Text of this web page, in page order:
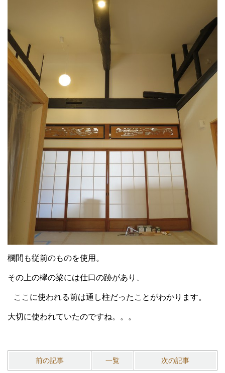
欄間も従前のものを使用。
その上の欅の梁には仕口の跡があり、
ここに使われる前は通し柱だったことがわかります。
大切に使われていたのですね。。。
前の記事 一覧 次の記事